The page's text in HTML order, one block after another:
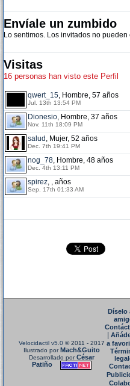
Envíale un zumbido
Lo sentimos. Los invitados no pueden
Visitas
16 personas han visto este Perfil
qwert_15, Hombre, 57 años
Jul. 13th 13:54 PM
Dionesio, Hombre, 37 años
Nov. 11th 18:09 PM
salud , Mujer, 52 años
Dec. 7th 19:41 PM
nog_78, Hombre, 48 años
Dec. 4th 13:11 PM
spirez, , años
Sep. 17th 01:33 AM
Velocidactil v5.0 © 2011 - 2017
Ilustrado porMach&Guito
Desarrollado porCésar
Patiño
Díselo
a